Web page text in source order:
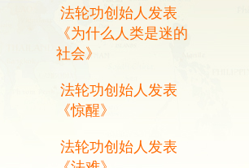
法轮功创始人发表
《为什么人类是迷的
社会》
法轮功创始人发表
《惊醒》
法轮功创始人发表